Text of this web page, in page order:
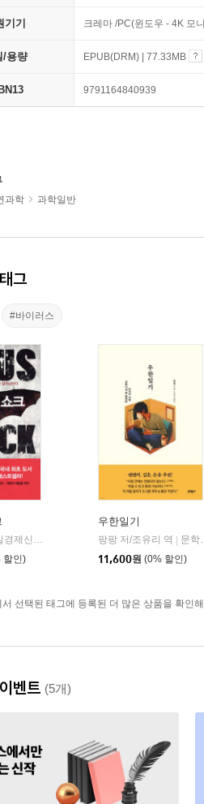
기기 크레마 /PC(윈도우 - 4K 모
/용량 EPUB(DRM) | 77.33MB
9791164840939
과학 과학일반
그
#바이러스
제신문사
할인)
우한일기
팡팡 저/조유리 역
문학동네
11,600원 (0% 할인)
선택된 태그에 등록된 더 많은 상품을 확인
벤트 (5개)